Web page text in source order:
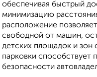
обеспечивая быстрый
минимизацию
расположение
свободной от машин,
детских площадок и зон
парковки
безопасности